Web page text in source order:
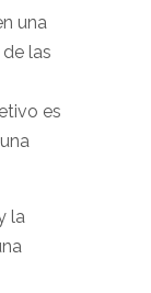
una
las
es
la